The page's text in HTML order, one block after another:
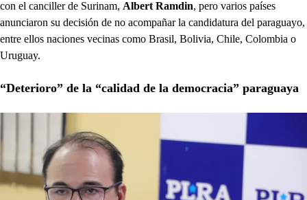
con el canciller de Surinam, Albert Ramdin, pero varios países
anunciaron su decisión de no acompañar la candidatura del paraguayo,
entre ellos naciones vecinas como Brasil, Bolivia, Chile, Colombia o
Uruguay.
“Deterioro” de la “calidad de la democracia” paraguaya